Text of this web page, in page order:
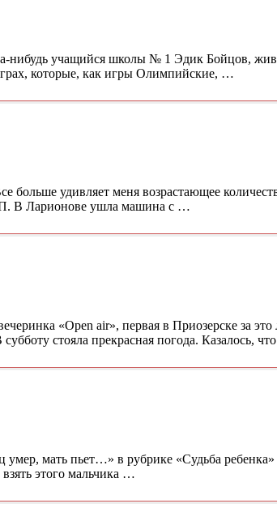
нибудь учащийся школы № 1 Эдик Бойцов,
которые, как игры Олимпийские, …
больше удивляет меня возрастающее
В Ларионове ушла машина с …
«Open air», первая в Приозерске за
стояла прекрасная погода. Казалось,
мать пьет…» в рубрике «Судьба
этого мальчика …